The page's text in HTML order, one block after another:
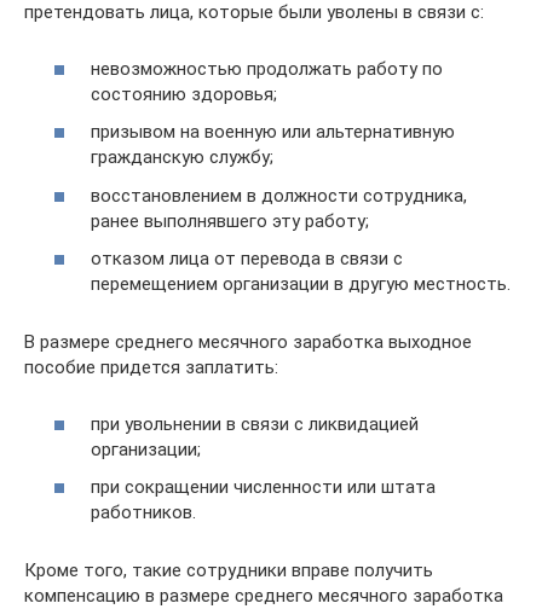
претендовать лица, которые были уволены в связи с:
невозможностью продолжать работу по
состоянию здоровья;
призывом на военную или альтернативную
гражданскую службу;
восстановлением в должности сотрудника,
ранее выполнявшего эту работу;
отказом лица от перевода в связи с
перемещением организации в другую местность.
В размере среднего месячного заработка выходное
пособие придется заплатить:
при увольнении в связи с ликвидацией
организации;
при сокращении численности или штата
работников.
Кроме того, такие сотрудники вправе получить
компенсацию в размере среднего месячного заработка